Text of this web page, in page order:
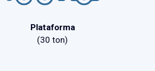
Plataforma
(30 ton)